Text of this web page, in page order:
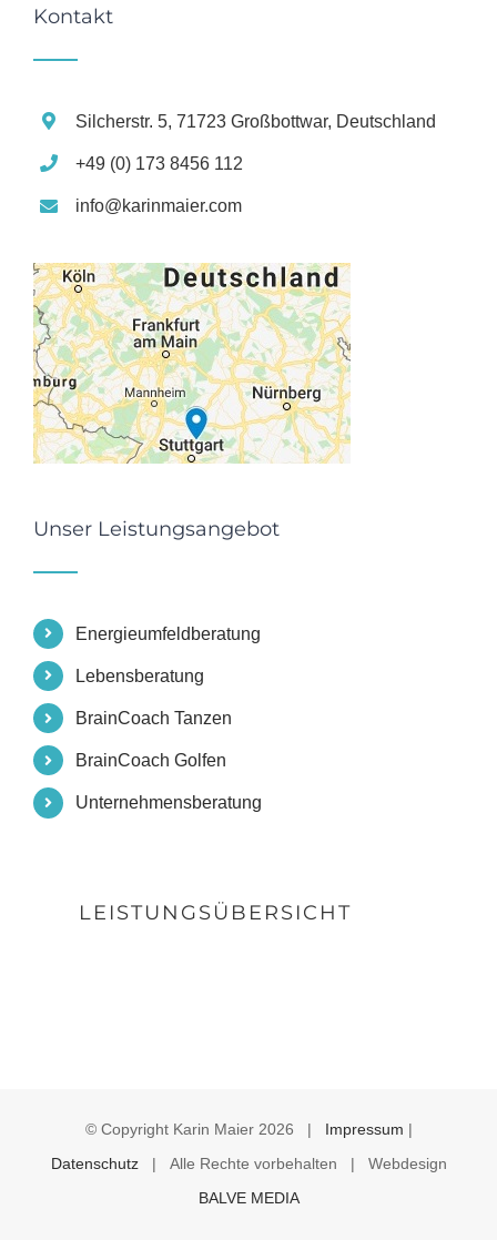
Kontakt
Silcherstr. 5, 71723 Großbottwar, Deutschland
+49 (0) 173 8456 112
info@karinmaier.com
Unser Leistungsangebot
Energieumfeldberatung
Lebensberatung
BrainCoach Tanzen
BrainCoach Golfen
Unternehmensberatung
LEISTUNGSÜBERSICHT
© Copyright Karin Maier 2026 | Impressum |
Datenschutz| Alle Rechte vorbehalten | Webdesign
BALVE MEDIA